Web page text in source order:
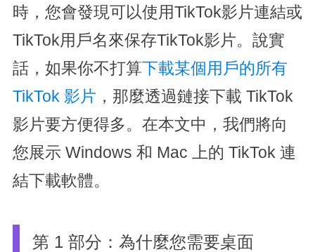
時，您會發現可以使用TikTok影片連結或
TikTok用戶名來保存TikTok影片。說實
話，如果你不打算下載某個用戶的所有
TikTok 影片 ，那麼透過鏈接下載 TikTok
影片要方便得多。在本文中，我們將向
您展示 Windows 和 Mac 上的 TikTok 連
結下載軟體。
第 1 部分：為什麼您需要桌面